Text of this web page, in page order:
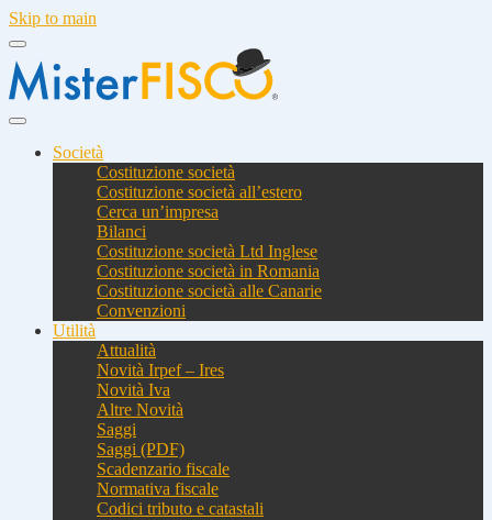
Skip to main
Società
Costituzione società
Costituzione società all’estero
Cerca un’impresa
Bilanci
Costituzione società Ltd Inglese
Costituzione società in Romania
Costituzione società alle Canarie
Convenzioni
Utilità
Attualità
Novità Irpef – Ires
Novità Iva
Altre Novità
Saggi
Saggi (PDF)
Scadenzario fiscale
Normativa fiscale
Codici tributo e catastali